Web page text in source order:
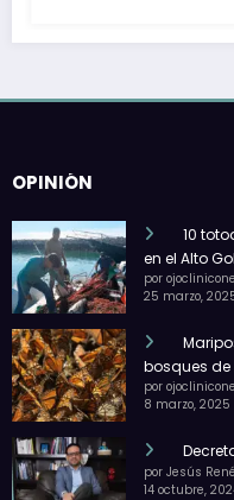
OPINIÓN
10
en el Alto
por
25 marzo,
bosques
por
8 marzo, 2025
por Jesús
14 octubre,